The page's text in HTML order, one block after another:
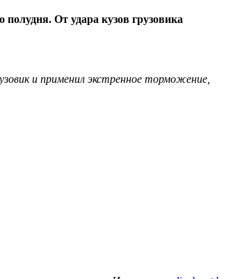
От удара кузов грузовика
и применил экстренное торможение,